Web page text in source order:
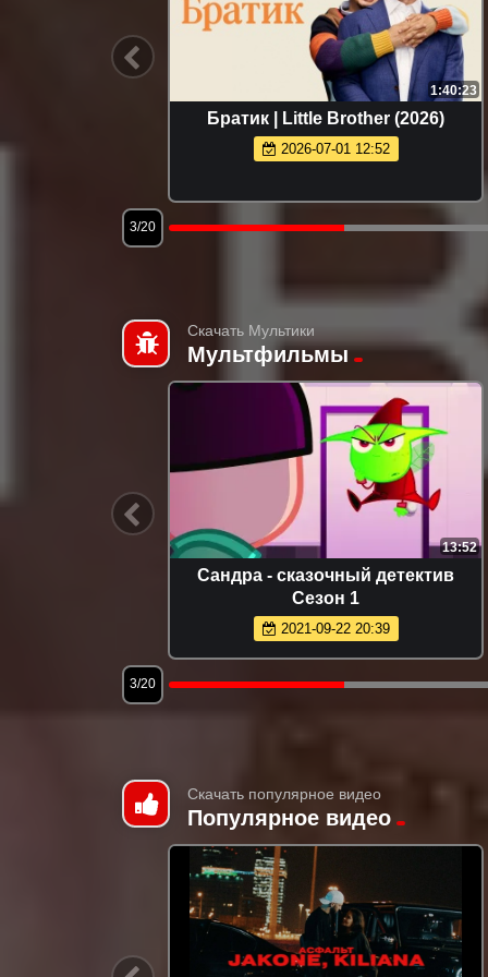
1:40:23
Братик | Little Brother (2026)
2026-07-01 12:52
3/20
Скачать Мультики
Мультфильмы
13:52
Сандра - сказочный детектив
Сезон 1
2021-09-22 20:39
3/20
Скачать популярное видео
Популярное видео